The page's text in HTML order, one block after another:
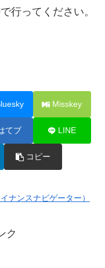
行ってください。
Misskey
てブ LINE
コピー
ナンスナビゲーター）
ク